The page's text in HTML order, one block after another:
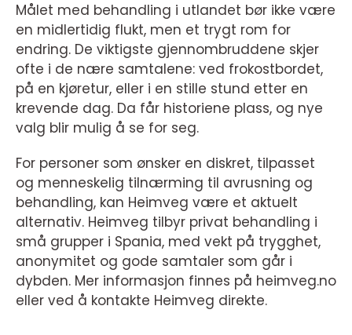
Målet med behandling i utlandet bør ikke være
en midlertidig flukt, men et trygt rom for
endring. De viktigste gjennombruddene skjer
ofte i de nære samtalene: ved frokostbordet,
på en kjøretur, eller i en stille stund etter en
krevende dag. Da får historiene plass, og nye
valg blir mulig å se for seg.
For personer som ønsker en diskret, tilpasset
og menneskelig tilnærming til avrusning og
behandling, kan Heimveg være et aktuelt
alternativ. Heimveg tilbyr privat behandling i
små grupper i Spania, med vekt på trygghet,
anonymitet og gode samtaler som går i
dybden. Mer informasjon finnes på heimveg.no
eller ved å kontakte Heimveg direkte.